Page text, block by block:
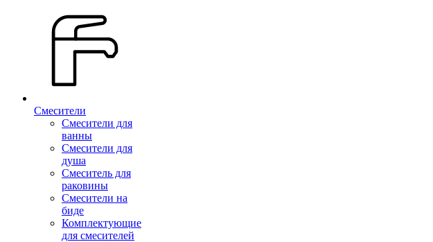
Смесители
Смесители для
ванны
Смесители для
душа
Смеситель для
раковины
Смесители на
биде
Комплектующие
для смесителей